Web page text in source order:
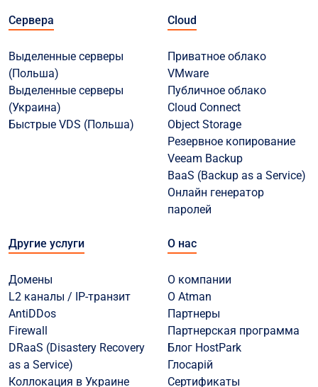
Сервера
Выделенные серверы
(Польша)
Выделенные серверы
(Украина)
Быстрые VDS (Польша)
Cloud
Приватное облако
VMware
Публичное облако
Cloud Connect
Object Storage
Резервное копирование
Veeam Backup
BaaS (Backup as a Service)
Онлайн генератор
паролей
Другие услуги
Домены
L2 каналы / IP-транзит
AntiDDos
Firewall
DRaaS (Disastery Recovery
as a Service)
Коллокация в Украине
О нас
О компании
О Atman
Партнеры
Партнерская программа
Блог HostPark
Глосарій
Сертификаты